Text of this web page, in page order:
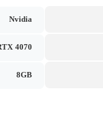
Nvidia
4070
8GB